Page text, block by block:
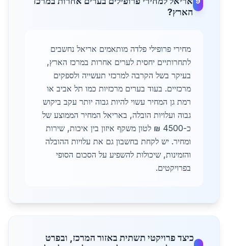
הארץ?
מחירי פרופילי פלדה מותאמים אריאל נחשבים
לתחרותיים יחסית לערים אחרות במרכז הארץ,
בעיקר בשל הקרבה למרכזי תעשייה ולספקים
מרכזיים. בעוד בערים מרכזיות כמו תל אביב או
רמת גן המחיר עשוי להיות גבוה יותר עקב ביקוש
גבוה ועלויות הובלה, באריאל המחיר הממוצע של
כ-4500 ₪ לטון משקף איזון בין איכות, שירות
ומחיר. יש לקחת בחשבון גם את עלויות ההובלה
והזמינות, שיכולות להשפיע על הסכום הסופי
בפרויקטים.
כיצד פרויקטי תשתית באזור המרכז, ובפרט